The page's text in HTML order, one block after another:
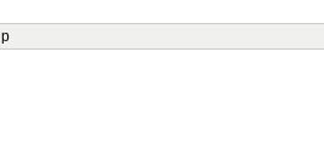
p